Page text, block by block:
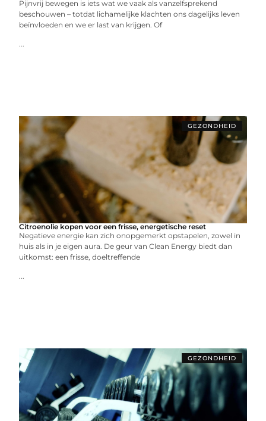
Pijnvrij bewegen is iets wat we vaak als vanzelfsprekend
beschouwen – totdat lichamelijke klachten ons dagelijks leven
beïnvloeden en we er last van krijgen. Of
...
GEZONDHEID
Citroenolie kopen voor een frisse, energetische reset
Negatieve energie kan zich onopgemerkt opstapelen, zowel in
huis als in je eigen aura. De geur van Clean Energy biedt dan
uitkomst: een frisse, doeltreffende
...
GEZONDHEID